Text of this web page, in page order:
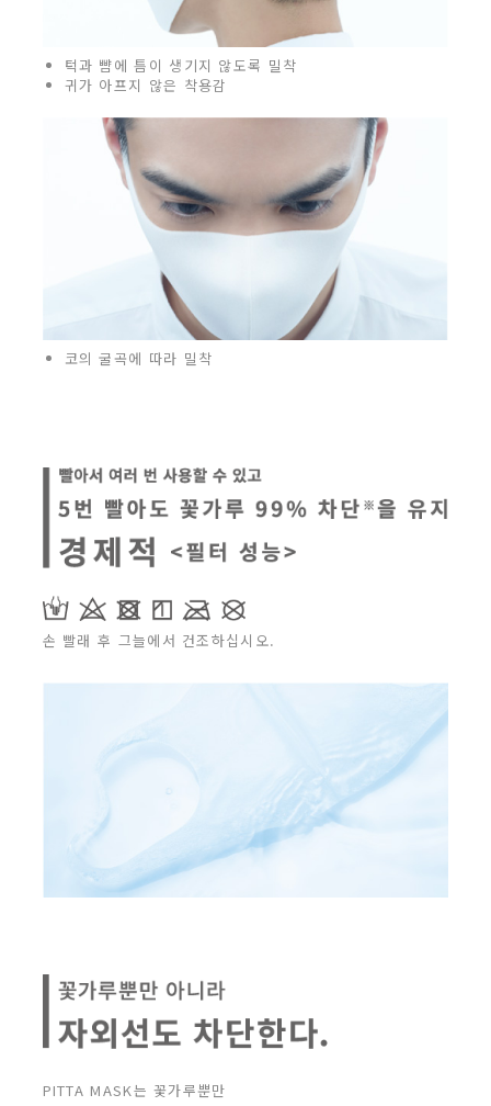
턱과 뺨에 틈이 생기지 않도록 밀착
귀가 아프지 않은 착용감
코의 굴곡에 따라 밀착
손 빨래 후 그늘에서 건조하십시오.
PITTA MASK는 꽃가루뿐만